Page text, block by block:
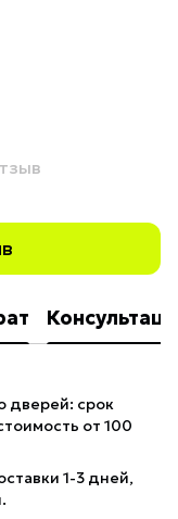
дверей: срок
от 100
1-3 дней,